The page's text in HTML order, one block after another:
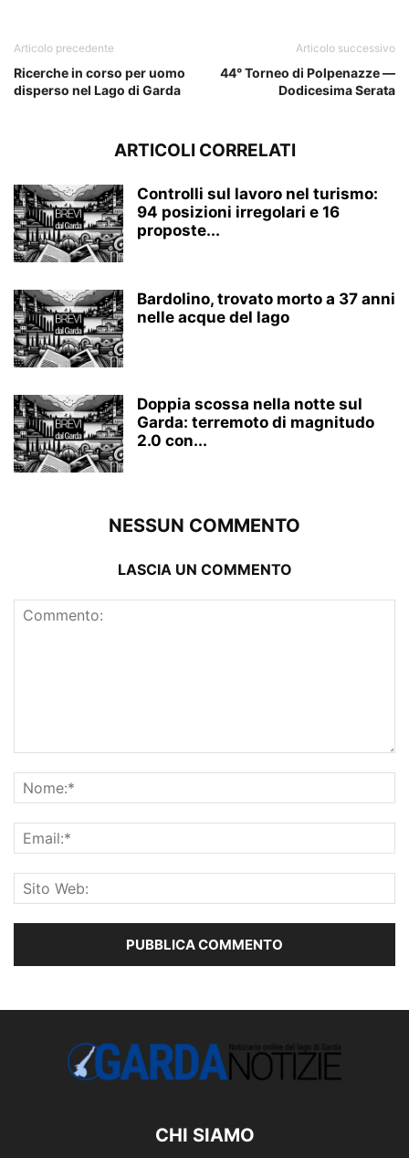
Articolo precedente
Ricerche in corso per uomo
disperso nel Lago di Garda
Articolo successivo
44° Torneo di Polpenazze —
Dodicesima Serata
ARTICOLI CORRELATI
Controlli sul lavoro nel turismo:
94 posizioni irregolari e 16
proposte...
Bardolino, trovato morto a 37 anni
nelle acque del lago
Doppia scossa nella notte sul
Garda: terremoto di magnitudo
2.0 con...
NESSUN COMMENTO
LASCIA UN COMMENTO
CHI SIAMO